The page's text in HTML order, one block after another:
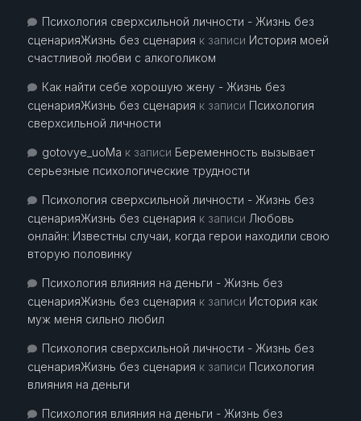
Психология сверхсильной личности - Жизнь без
сценарияЖизнь без сценария к записи История моей
счастливой любви с алкоголиком
Как найти себе хорошую жену - Жизнь без
сценарияЖизнь без сценария к записи Психология
сверхсильной личности
gotovye_uoMa к записи Беременность вызывает
серьезные психологические трудности
Психология сверхсильной личности - Жизнь без
сценарияЖизнь без сценария к записи Любовь
онлайн: Известны случаи, когда герои находили свою
вторую половинку
Психология влияния на деньги - Жизнь без
сценарияЖизнь без сценария к записи История как
муж меня сильно любил
Психология сверхсильной личности - Жизнь без
сценарияЖизнь без сценария к записи Психология
влияния на деньги
Психология влияния на деньги - Жизнь без